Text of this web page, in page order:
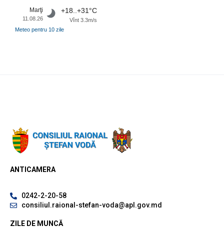
Marţi
11.08.26
+18..+31°C
Vînt 3.3m/s
Meteo pentru 10 zile
ANTICAMERA
0242-2-20-58
consiliul.raional-stefan-voda@apl.gov.md
ZILE DE MUNCĂ